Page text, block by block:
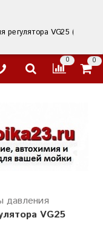
регулятора VG25
0 0
давления
VG25